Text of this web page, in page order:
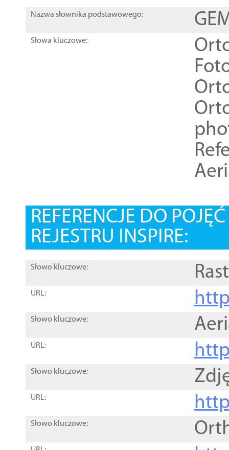
Nazwa słownika podstawowego:
Słowa kluczowe:
REFERENCJE DO
REJESTRU INSPIRE:
Słowo kluczowe:
URL:
Słowo kluczowe:
URL:
Słowo kluczowe:
URL:
Słowo kluczowe: